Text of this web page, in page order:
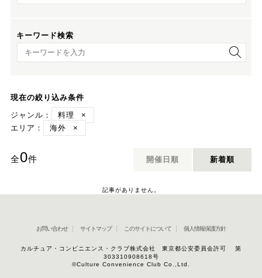
キーワード検索
キーワード検索
現在の絞り込み条件
ジャンル：
料理
×
エリア：
海外 ×
全0件 開催日順 新着順
記事がありません。
お問い合わせ サイトマップ このサイトについて 個人情報保護方針
カルチュア・コンビニエンス・クラブ株式会社 東京都公安委員会許可 第
303310908618号
©Culture Convenience Club Co.,Ltd.